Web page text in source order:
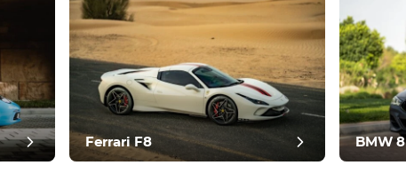
Ferrari F8 BMW 8